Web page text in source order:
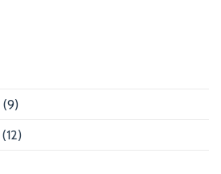
(9)
(12)